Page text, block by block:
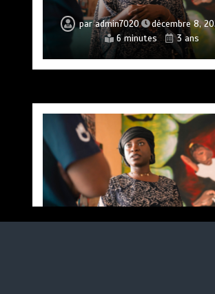
paradmin7020
décembre 8,
6 minutes
3 ans